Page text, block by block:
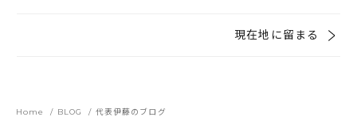
現在地に留まる
Home BLOG 代表伊藤のブログ